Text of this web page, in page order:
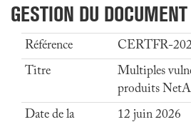
GESTION DU DOCUMENT
Référence
CERTFR-
Titre
Multiples
produits
Date de la
12 juin 2026